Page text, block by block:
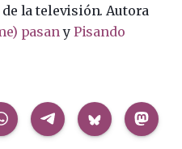
la televisión. Autora
pasany Pisando